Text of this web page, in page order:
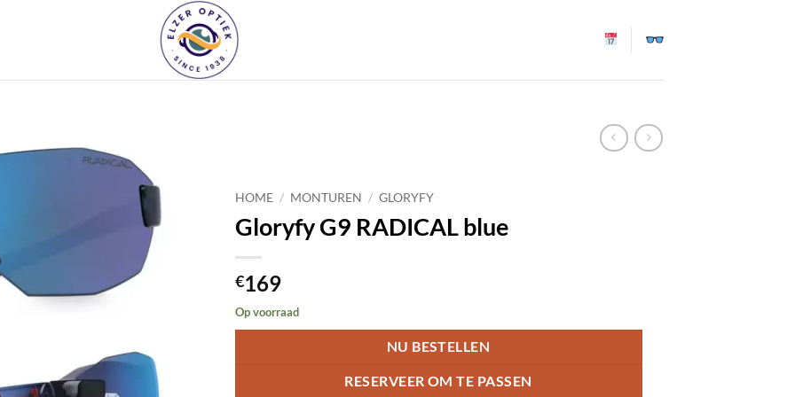
Toevoegen
aan
verlanglijst
HOME / MONTUREN / GLORYFY
Gloryfy G9 RADICAL blue
€169
Op voorraad
NU BESTELLEN
RESERVEER OM TE PASSEN